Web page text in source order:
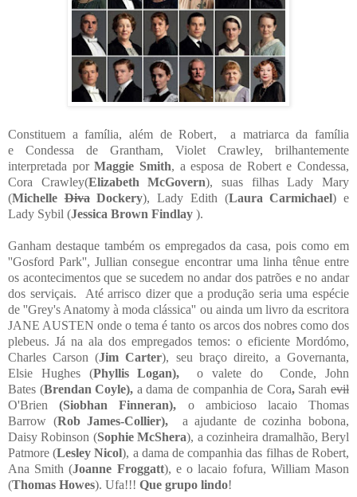
Constituem a família, além de Robert, a matriarca da família
e Condessa de Grantham, Violet Crawley, brilhantemente
interpretada porMaggie Smith, a esposa de Robert e Condessa,
Cora Crawley(Elizabeth McGovern), suas filhas Lady Mary
(MichelleDivaDockery), Lady Edith (Laura Carmichael) e
Lady Sybil (Jessica Brown Findlay ).
Ganham destaque também os empregados da casa, pois como em
''Gosford Park'', Jullian consegue encontrar uma linha tênue entre
os acontecimentos que se sucedem no andar dos patrões e no andar
dos serviçais. Até arrisco dizer que a produção seria uma espécie
de ''Grey's Anatomy à moda clássica'' ou ainda um livro da escritora
JANE AUSTEN onde o tema é tanto os arcos dos nobres como dos
plebeus. Já na ala dos empregados temos: o eficiente Mordómo,
Charles Carson (Jim Carter), seu braço direito, a Governanta,
Elsie Hughes (Phyllis Logan), o valete doConde, John
Bates (Brendan Coyle), a dama de companhia de Cora, Sarahevil
O'Brien
(Siobhan Finneran),
o ambicioso lacaio Thomas
Barrow (Rob James-Collier), a ajudante de cozinha bobona,
Daisy Robinson (Sophie McShera), a cozinheira dramalhão, Beryl
Patmore (Lesley Nicol), a dama de companhia das filhas de Robert,
Ana Smith (Joanne Froggatt), e o lacaio fofura, William Mason
(Thomas Howes). Ufa!!! Que grupo lindo!